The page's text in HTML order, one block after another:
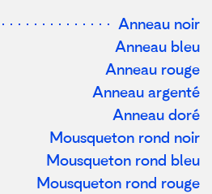
Anneau noir
Anneau bleu
Anneau rouge
Anneau argenté
Anneau doré
Mousqueton rond noir
Mousqueton rond bleu
Mousqueton rond rouge